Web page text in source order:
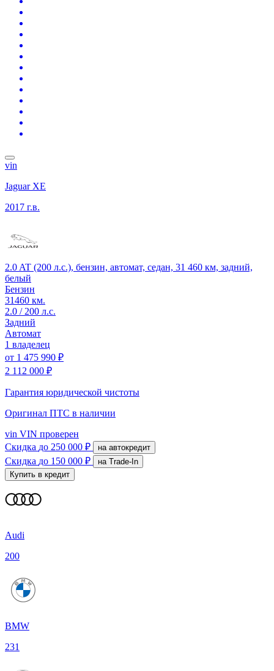
vin
Jaguar XE
2017 г.в.
2.0 AT (200 л.с.), бензин, автомат, седан, 31 460 км, задний,
белый
Бензин
31460 км.
2.0 / 200 л.с.
Задний
Автомат
1 владелец
от 1 475 990 ₽
2 112 000 ₽
Гарантия юридической чистоты
Оригинал ПТС в наличии
vin VIN проверен
Скидка до 250 000 ₽ на автокредит
Скидка до 150 000 ₽
на Trade-In
Купить в кредит
Audi
200
BMW
231